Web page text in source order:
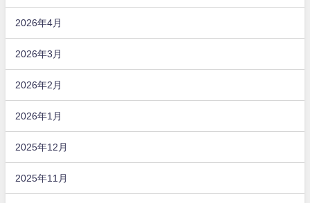
2026年4月
2026年3月
2026年2月
2026年1月
2025年12月
2025年11月